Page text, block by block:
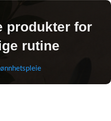
produkter for
rutine